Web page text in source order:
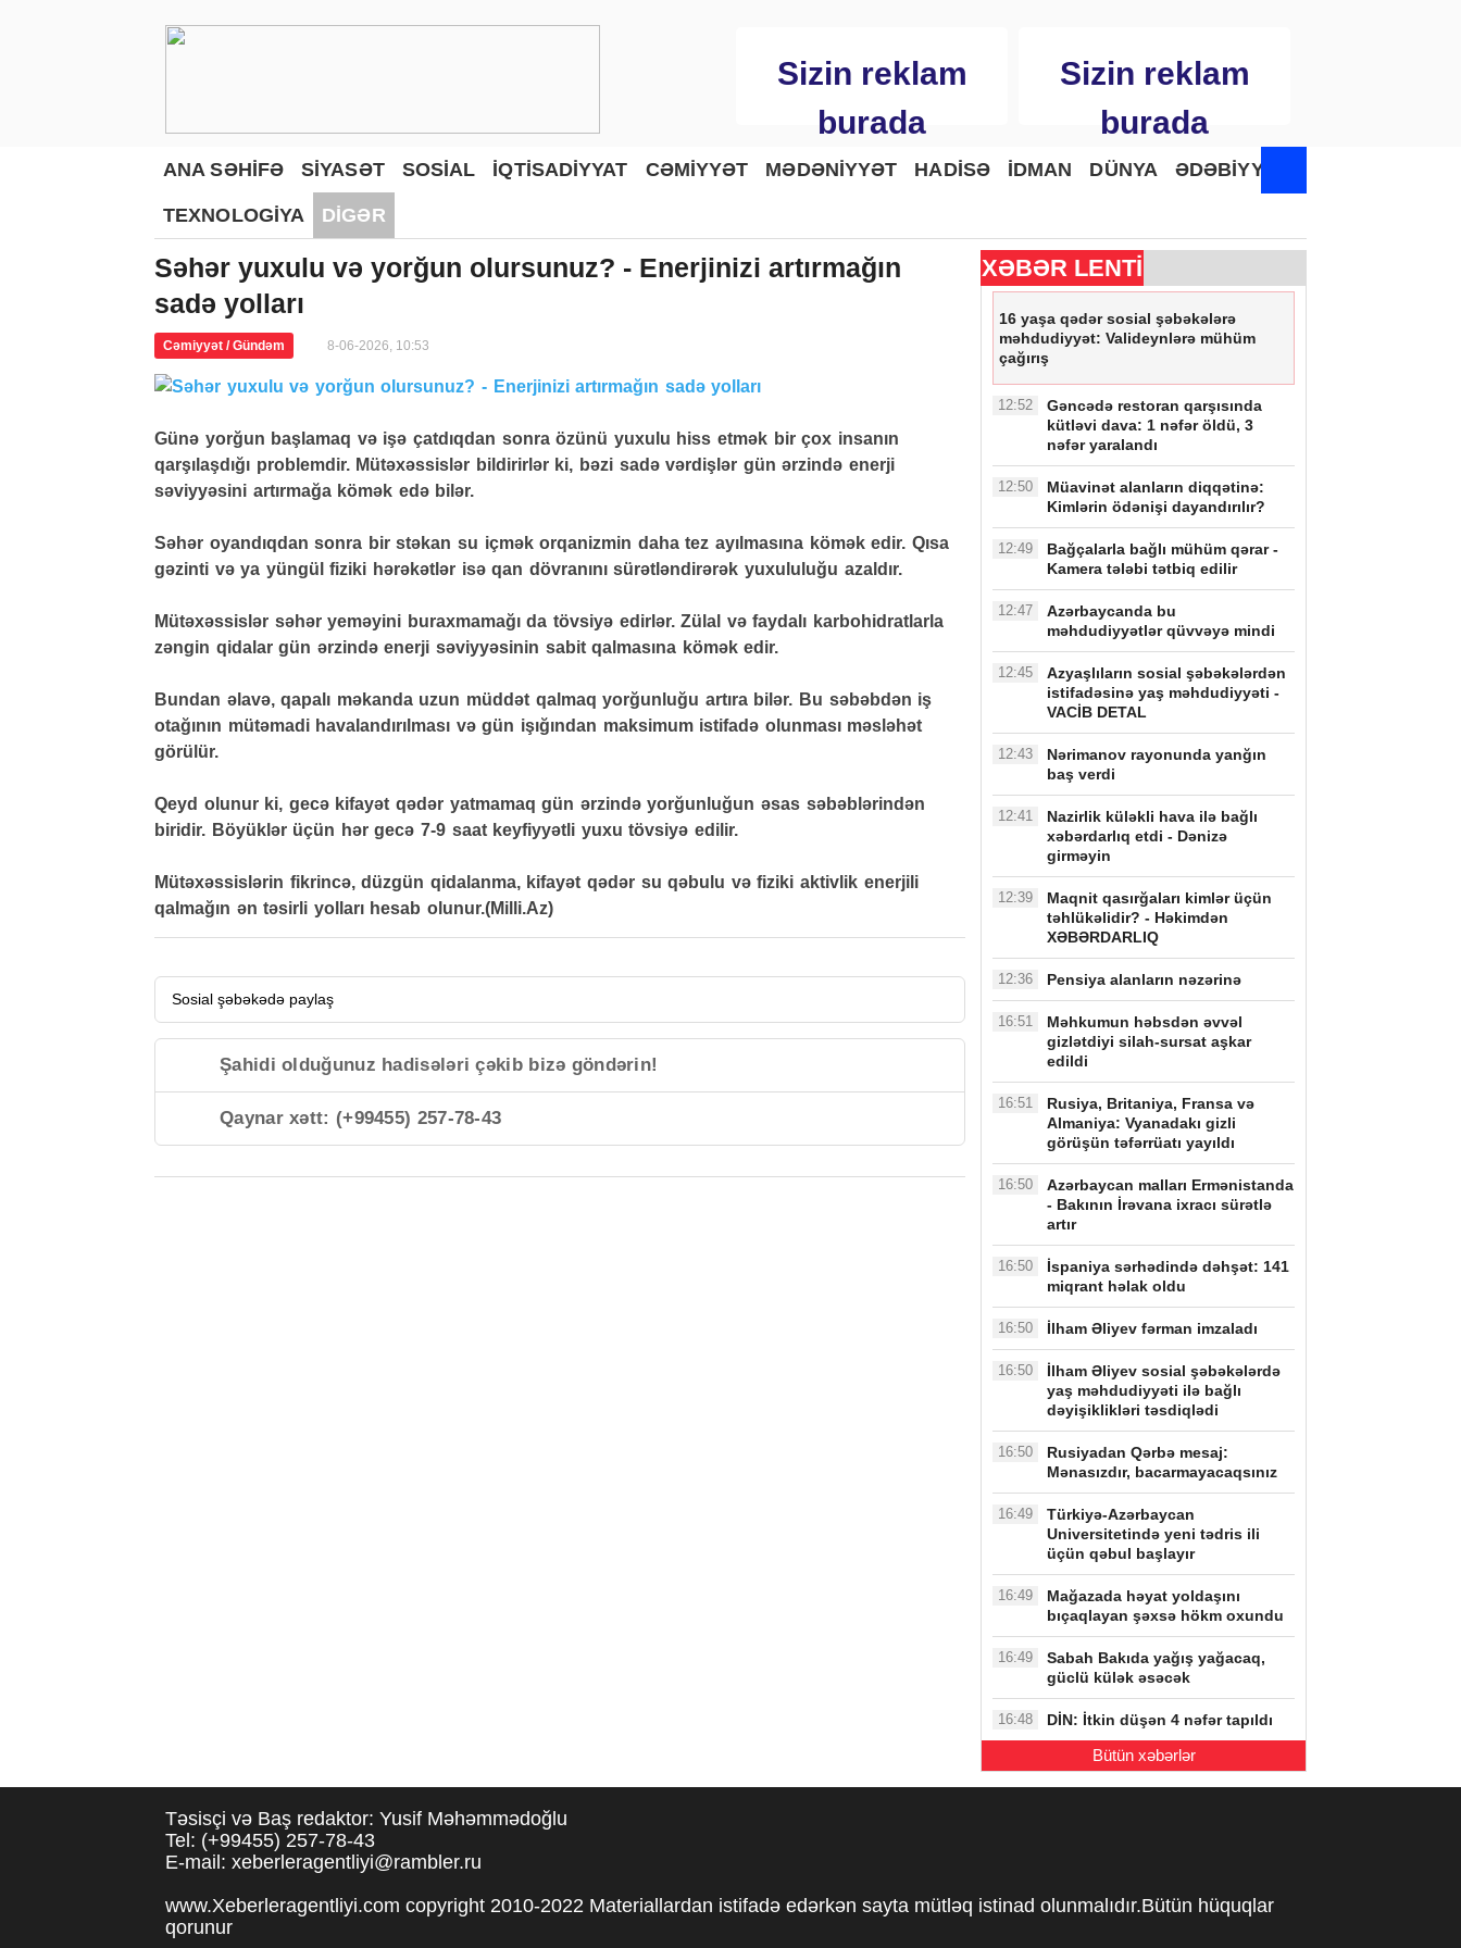
Sizin reklam
burada
Sizin reklam
burada
ANA SƏHİFƏ SİYASƏT SOSİAL İQTİSADİYYAT CƏMİYYƏT MƏDƏNİYYƏT HADİSƏ İDMAN DÜNYA ƏDƏBİYYAT
TEXNOLOGİYA DİGƏR
Səhər yuxulu və yorğun olursunuz? - Enerjinizi artırmağın
sadə yolları
Cəmiyyət / Gündəm 8-06-2026, 10:53
Günə yorğun başlamaq və işə çatdıqdan sonra özünü yuxulu hiss etmək bir çox insanın
qarşılaşdığı problemdir. Mütəxəssislər bildirirlər ki, bəzi sadə vərdişlər gün ərzində enerji
səviyyəsini artırmağa kömək edə bilər.
Səhər oyandıqdan sonra bir stəkan su içmək orqanizmin daha tez ayılmasına kömək edir. Qısa
gəzinti və ya yüngül fiziki hərəkətlər isə qan dövranını sürətləndirərək yuxululuğu azaldır.
Mütəxəssislər səhər yeməyini buraxmamağı da tövsiyə edirlər. Zülal və faydalı karbohidratlarla
zəngin qidalar gün ərzində enerji səviyyəsinin sabit qalmasına kömək edir.
Bundan əlavə, qapalı məkanda uzun müddət qalmaq yorğunluğu artıra bilər. Bu səbəbdən iş
otağının mütəmadi havalandırılması və gün işığından maksimum istifadə olunması məsləhət
görülür.
Qeyd olunur ki, gecə kifayət qədər yatmamaq gün ərzində yorğunluğun əsas səbəblərindən
biridir. Böyüklər üçün hər gecə 7-9 saat keyfiyyətli yuxu tövsiyə edilir.
Mütəxəssislərin fikrincə, düzgün qidalanma, kifayət qədər su qəbulu və fiziki aktivlik enerjili
qalmağın ən təsirli yolları hesab olunur.(Milli.Az)
Sosial şəbəkədə paylaş
Şahidi olduğunuz hadisələri çəkib bizə göndərin!
Qaynar xətt: (+99455) 257-78-43
XƏBƏR LENTİ
16 yaşa qədər sosial şəbəkələrə
məhdudiyyət: Valideynlərə mühüm
çağırış
12:52
Gəncədə restoran qarşısında
kütləvi dava: 1 nəfər öldü, 3
nəfər yaralandı
12:50
Müavinət alanların diqqətinə:
Kimlərin ödənişi dayandırılır?
12:49
Bağçalarla bağlı mühüm qərar -
Kamera tələbi tətbiq edilir
12:47
Azərbaycanda bu
məhdudiyyətlər qüvvəyə mindi
12:45
Azyaşlıların sosial şəbəkələrdən
istifadəsinə yaş məhdudiyyəti -
VACİB DETAL
12:43
Nərimanov rayonunda yanğın
baş verdi
12:41
Nazirlik küləkli hava ilə bağlı
xəbərdarlıq etdi - Dənizə
girməyin
12:39
Maqnit qasırğaları kimlər üçün
təhlükəlidir? - Həkimdən
XƏBƏRDARLIQ
12:36 Pensiya alanların nəzərinə
16:51
Məhkumun həbsdən əvvəl
gizlətdiyi silah-sursat aşkar
edildi
16:51
Rusiya, Britaniya, Fransa və
Almaniya: Vyanadakı gizli
görüşün təfərrüatı yayıldı
16:50
Azərbaycan malları Ermənistanda
- Bakının İrəvana ixracı sürətlə
artır
16:50
İspaniya sərhədində dəhşət: 141
miqrant həlak oldu
16:50 İlham Əliyev fərman imzaladı
16:50
İlham Əliyev sosial şəbəkələrdə
yaş məhdudiyyəti ilə bağlı
dəyişiklikləri təsdiqlədi
16:50
Rusiyadan Qərbə mesaj:
Mənasızdır, bacarmayacaqsınız
16:49
Türkiyə-Azərbaycan
Universitetində yeni tədris ili
üçün qəbul başlayır
16:49
Mağazada həyat yoldaşını
bıçaqlayan şəxsə hökm oxundu
16:49
Sabah Bakıda yağış yağacaq,
güclü külək əsəcək
16:48 DİN: İtkin düşən 4 nəfər tapıldı
Bütün xəbərlər
Təsisçi və Baş redaktor: Yusif Məhəmmədoğlu
Tel: (+99455) 257-78-43
E-mail: xeberleragentliyi@rambler.ru
www.Xeberleragentliyi.com copyright 2010-2022 Materiallardan istifadə edərkən sayta mütləq istinad olunmalıdır.Bütün hüquqlar
qorunur